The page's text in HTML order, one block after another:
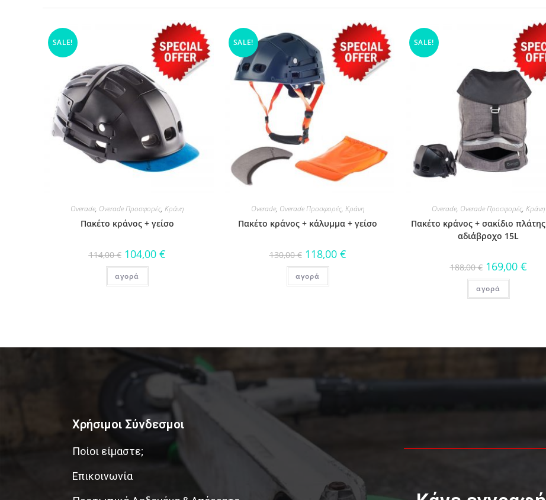
SALE!
Overade, Overade Προσφορές, Κράνη
Πακέτο κράνος + γείσο
114,00€ 104,00 €
αγορά
SALE!
Overade, Overade Προσφορές, Κράνη
Πακέτο κράνος + κάλυμμα + γείσο
130,00€ 118,00 €
αγορά
SALE!
Overade, Overade Προσφορές, Κράνη
Πακέτο κράνος + σακίδιο
αδιάβροχο 15L
188,00€ 169,00 €
αγορά
Χρήσιμοι Σύνδεσμοι
Ποίοι είμαστε;
Επικοινωνία